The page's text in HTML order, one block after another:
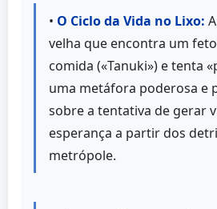
• O Ciclo da Vida no Lixo:
velha que encontra um
comida («Tanuki») e tenta
uma metáfora poderosa e
sobre a tentativa de gerar
esperança a partir dos
metrópole.